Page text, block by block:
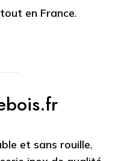
en France.
et sans rouille,